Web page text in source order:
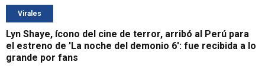
Virales
Lyn Shaye, ícono del cine de terror, arribó al Perú para
el estreno de 'La noche del demonio 6': fue recibida a lo
grande por fans